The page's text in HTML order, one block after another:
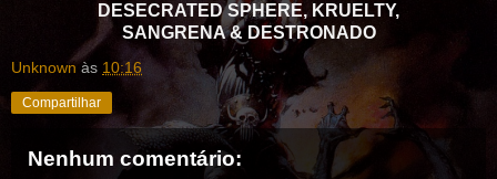
DESECRATED SPHERE, KRUELTY,
SANGRENA & DESTRONADO
Unknown às 10:16
Compartilhar
Nenhum comentário: